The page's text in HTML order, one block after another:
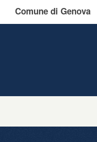
Comune di Genova